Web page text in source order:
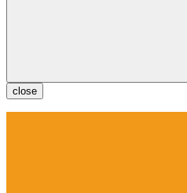
close